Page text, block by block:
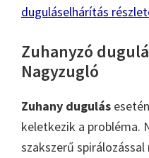
duguláselhárítás
Zuhanyzó
Nagyzugló
Zuhany dugulás
keletkezik a probléma.
szakszerű